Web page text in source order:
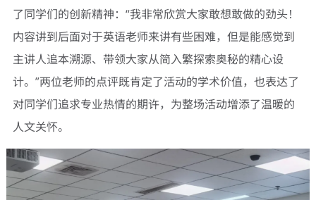
了同学们的创新精神：“我非常欣赏大家敢想敢做的劲头！
内容讲到后面对于英语老师来讲有些困难，但是能感觉到
主讲人追本溯源、带领大家从简入繁探索奥秘的精心设
计。”两位老师的点评既肯定了活动的学术价值，也表达了
对同学们追求专业热情的期许，为整场活动增添了温暖的
人文关怀。